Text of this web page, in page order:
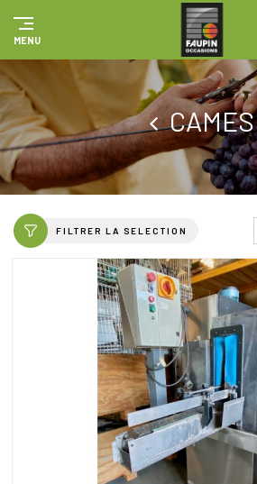
MENU
CAMES
FILTRER LA SELECTION
Panneau de gestion des cookies